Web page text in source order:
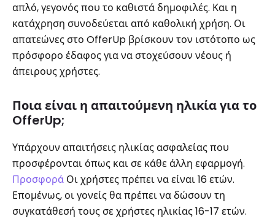
απλό, γεγονός που το καθιστά δημοφιλές. Και η
κατάχρηση συνοδεύεται από καθολική χρήση. Οι
απατεώνες στο OfferUp βρίσκουν τον ιστότοπο ως
πρόσφορο έδαφος για να στοχεύσουν νέους ή
άπειρους χρήστες.
Ποια είναι η απαιτούμενη ηλικία για το
OfferUp;
Υπάρχουν απαιτήσεις ηλικίας ασφαλείας που
προσφέρονται όπως και σε κάθε άλλη εφαρμογή.
Προσφορά Οι χρήστες πρέπει να είναι 16 ετών.
Επομένως, οι γονείς θα πρέπει να δώσουν τη
συγκατάθεσή τους σε χρήστες ηλικίας 16-17 ετών.